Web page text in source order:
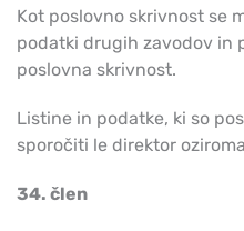
Kot poslovno skrivnost se
podatki drugih zavodov in
poslovna skrivnost.
Listine in podatke, ki so
sporočiti le direktor
34. člen